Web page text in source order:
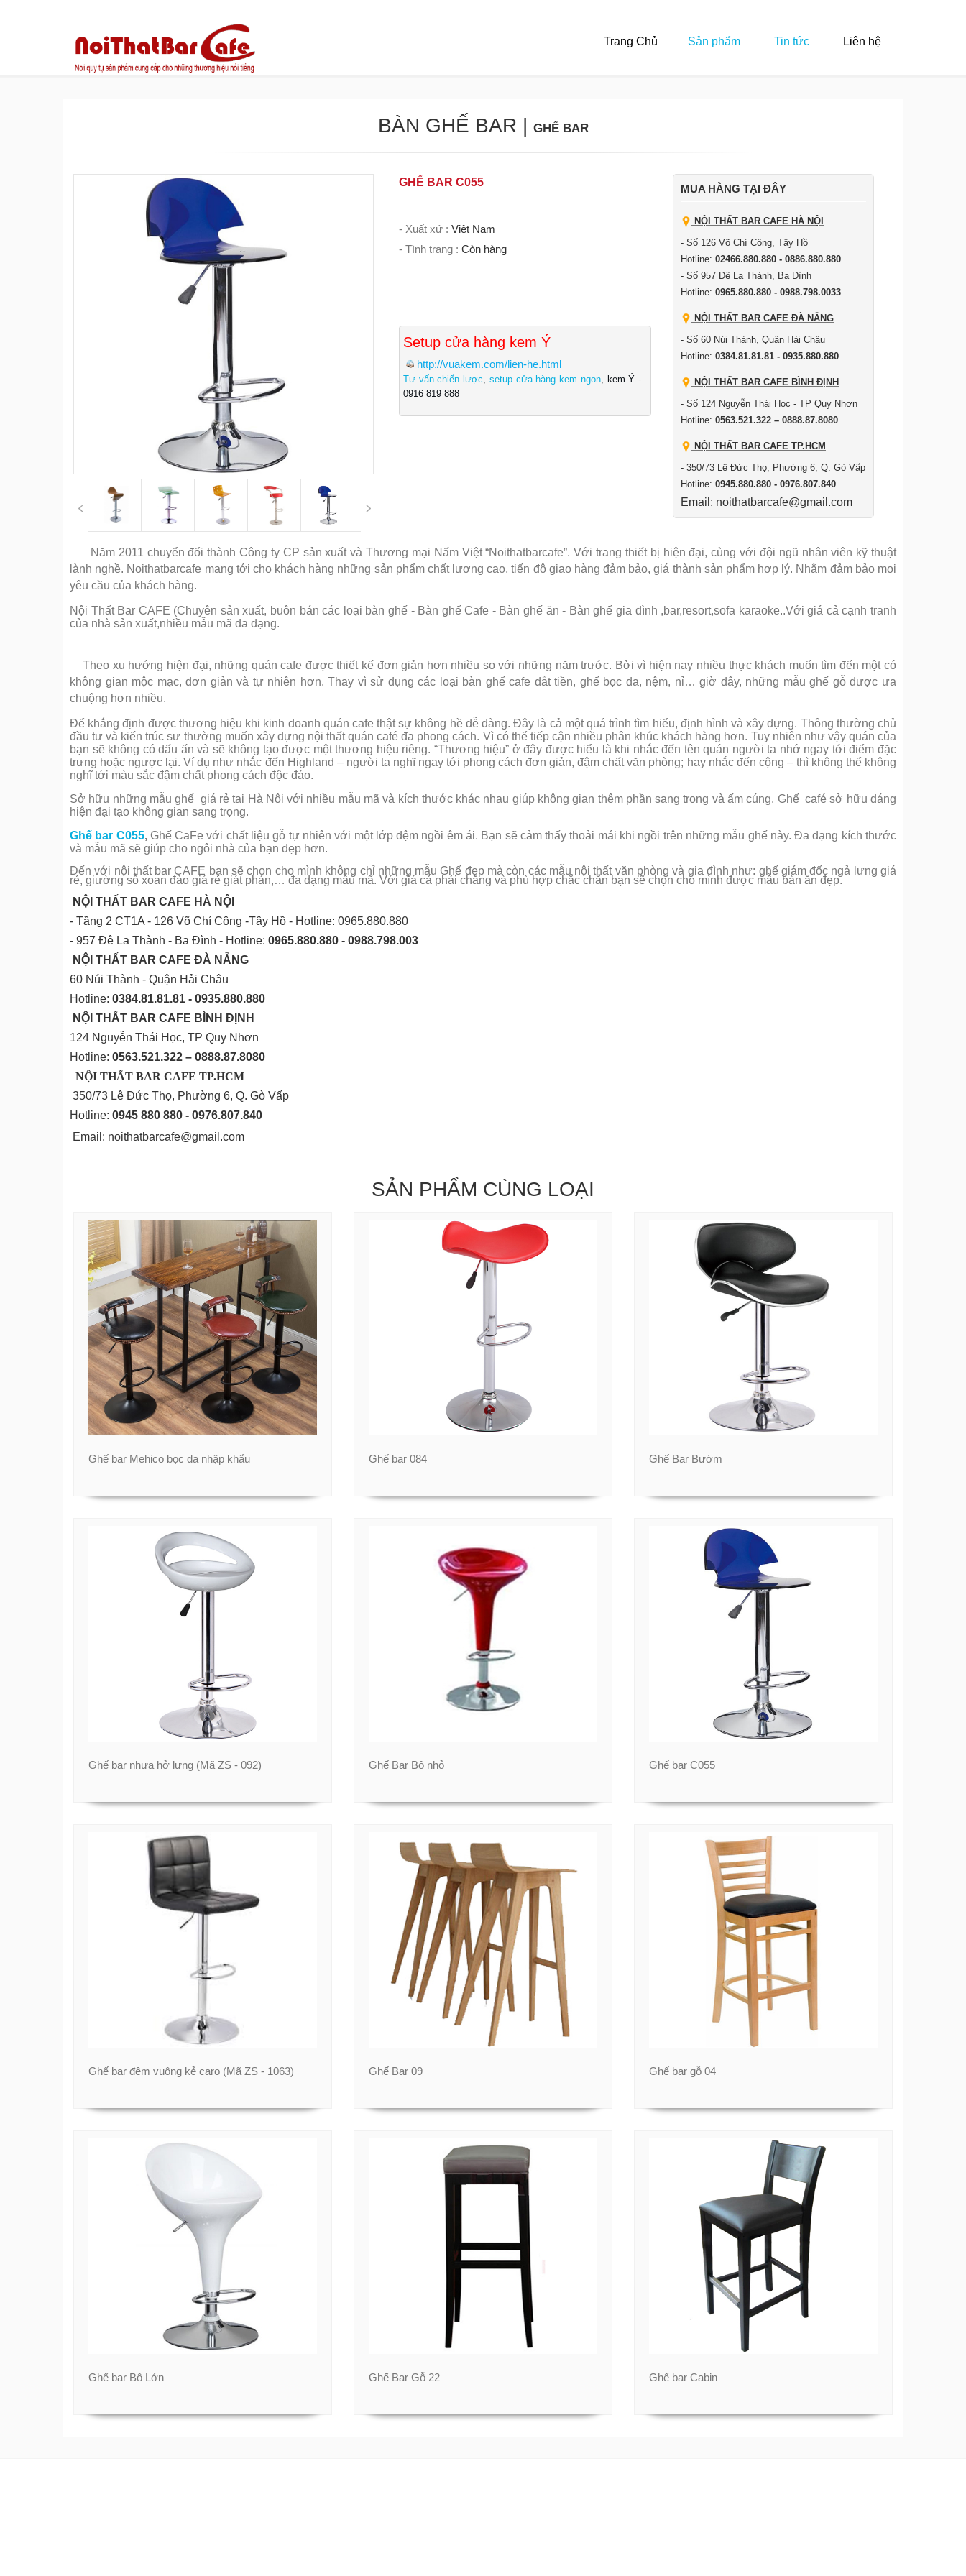
Trang Chủ Sản phẩm Tin tức Liên hệ
BÀN GHẾ BAR | GHẾ BAR
GHẾ BAR C055
- Xuất xứ : Việt Nam
- Tình trạng : Còn hàng
Setup cửa hàng kem Ý
http://vuakem.com/lien-he.html
Tư vấn chiến lược, setup cửa hàng kem ngon, kem Ý -
0916 819 888
MUA HÀNG TẠI ĐÂY
NỘI THẤT BAR CAFE HÀ NỘI
- Số 126 Võ Chí Công, Tây Hồ
Hotline: 02466.880.880 - 0886.880.880
- Số 957 Đê La Thành, Ba Đình
Hotline: 0965.880.880 - 0988.798.0033
NỘI THẤT BAR CAFE ĐÀ NẴNG
- Số 60 Núi Thành, Quận Hải Châu
Hotline: 0384.81.81.81 - 0935.880.880
NỘI THẤT BAR CAFE BÌNH ĐỊNH
- Số 124 Nguyễn Thái Học - TP Quy Nhơn
Hotline: 0563.521.322 – 0888.87.8080
NỘI THẤT BAR CAFE TP.HCM
- 350/73 Lê Đức Thọ, Phường 6, Q. Gò Vấp
Hotline: 0945.880.880 - 0976.807.840
Email: noithatbarcafe@gmail.com
Năm 2011 chuyển đổi thành Công ty CP sản xuất và Thương mại Nấm Việt “Noithatbarcafe”. Với trang thiết bị hiện đại, cùng với đội ngũ nhân viên kỹ thuật
lành nghề. Noithatbarcafe mang tới cho khách hàng những sản phẩm chất lượng cao, tiến độ giao hàng đảm bảo, giá thành sản phẩm hợp lý. Nhằm đảm bảo mọi
yêu cầu của khách hàng.
Nội Thất Bar CAFE (Chuyên sản xuất, buôn bán các loại bàn ghế - Bàn ghế Cafe - Bàn ghế ăn - Bàn ghế gia đình ,bar,resort,sofa karaoke..Với giá cả cạnh tranh
của nhà sản xuất,nhiều mẫu mã đa dạng.
Theo xu hướng hiện đại, những quán cafe được thiết kế đơn giản hơn nhiều so với những năm trước. Bởi vì hiện nay nhiều thực khách muốn tìm đến một có
không gian mộc mạc, đơn giản và tự nhiên hơn. Thay vì sử dụng các loại bàn ghế cafe đắt tiền, ghế bọc da, nệm, nỉ… giờ đây, những mẫu ghế gỗ được ưa
chuộng hơn nhiều.
Để khẳng định được thương hiệu khi kinh doanh quán cafe thật sự không hề dễ dàng. Đây là cả một quá trình tìm hiểu, định hình và xây dựng. Thông thường chủ
đầu tư và kiến trúc sư thường muốn xây dựng nội thất quán café đa phong cách. Vì có thể tiếp cận nhiều phân khúc khách hàng hơn. Tuy nhiên như vậy quán của
bạn sẽ không có dấu ấn và sẽ không tạo được một thương hiệu riêng. “Thương hiệu” ở đây được hiểu là khi nhắc đến tên quán người ta nhớ ngay tới điểm đặc
trưng hoặc ngược lại. Ví dụ như nhắc đến Highland – người ta nghĩ ngay tới phong cách đơn giản, đậm chất văn phòng; hay nhắc đến cộng – thì không thể không
nghĩ tới màu sắc đậm chất phong cách độc đáo.
Sở hữu những mẫu ghế giá rẻ tại Hà Nội với nhiều mẫu mã và kích thước khác nhau giúp không gian thêm phần sang trọng và ấm cúng. Ghế café sở hữu dáng
hiện đại tạo không gian sang trọng.
Ghế bar C055, Ghế CaFe với chất liệu gỗ tự nhiên với một lớp đệm ngồi êm ái. Bạn sẽ cảm thấy thoải mái khi ngồi trên những mẫu ghế này. Đa dạng kích thước
và mẫu mã sẽ giúp cho ngôi nhà của bạn đẹp hơn.
Đến với nội thất bar CAFE bạn sẽ chọn cho mình không chỉ những mẫu Ghế đẹp mà còn các mẫu nội thất văn phòng và gia đình như: ghế giám đốc ngả lưng giá
rẻ, giường sỗ xoan đào giá rẻ giát phản,… đa dạng mẫu mã. Với giá cả phải chăng và phù hợp chắc chắn bạn sẽ chọn cho mình được mẫu bàn ăn đẹp.
NỘI THẤT BAR CAFE HÀ NỘI
- Tầng 2 CT1A - 126 Võ Chí Công -Tây Hồ - Hotline: 0965.880.880
- 957 Đê La Thành - Ba Đình - Hotline: 0965.880.880 - 0988.798.003
NỘI THẤT BAR CAFE ĐÀ NẴNG
60 Núi Thành - Quận Hải Châu
Hotline: 0384.81.81.81 - 0935.880.880
NỘI THẤT BAR CAFE BÌNH ĐỊNH
124 Nguyễn Thái Học, TP Quy Nhơn
Hotline: 0563.521.322 – 0888.87.8080
NỘI THẤT BAR CAFE TP.HCM
350/73 Lê Đức Thọ, Phường 6, Q. Gò Vấp
Hotline: 0945 880 880 - 0976.807.840
Email: noithatbarcafe@gmail.com
SẢN PHẨM CÙNG LOẠI
Ghế bar Mehico bọc da nhập khẩu Ghế bar 084 Ghế Bar Bướm
Ghế bar nhựa hở lưng (Mã ZS - 092) Ghế Bar Bô nhỏ Ghế bar C055
Ghế bar đệm vuông kẻ caro (Mã ZS - 1063) Ghế Bar 09 Ghế bar gỗ 04
Ghế bar Bô Lớn Ghế Bar Gỗ 22 Ghế bar Cabin